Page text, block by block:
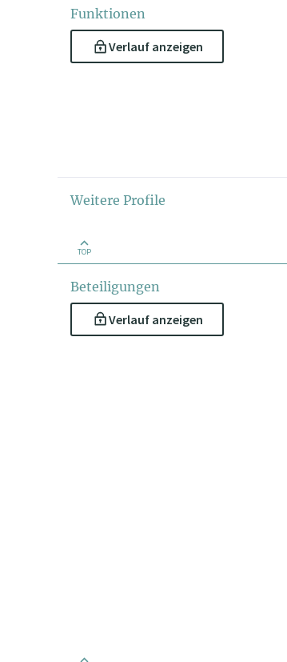
Funktionen
Verlauf anzeigen
Weitere Profile
TOP
Beteiligungen
Verlauf anzeigen